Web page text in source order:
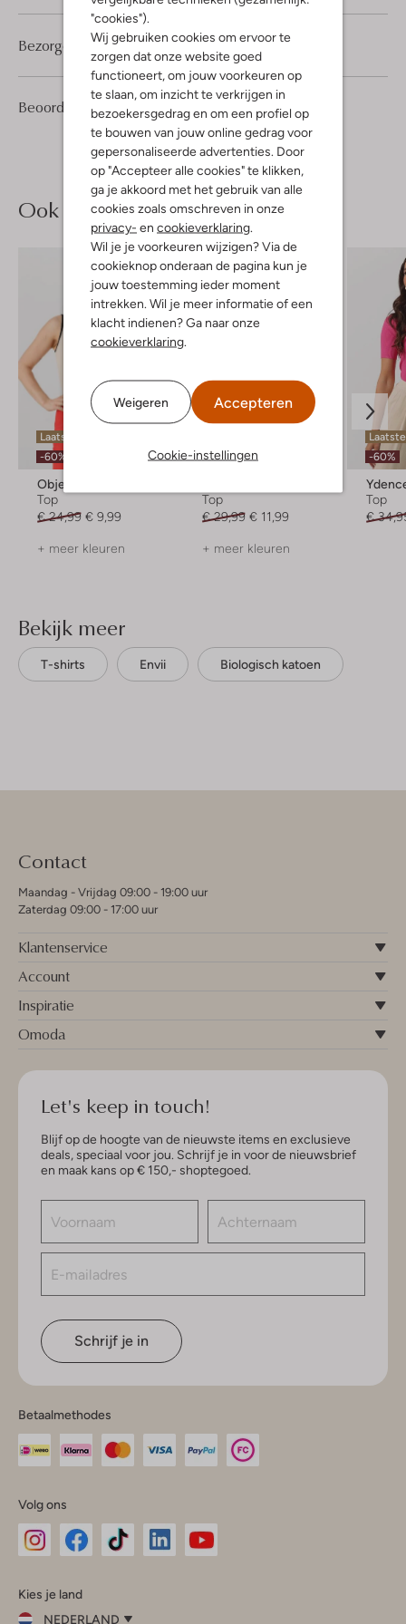
"cookies").
Wij gebruiken cookies om ervoor te
zorgen dat onze website goed
functioneert, om jouw voorkeuren op
te slaan, om inzicht te verkrijgen in
bezoekersgedrag en om een profiel op
te bouwen van jouw online gedrag voor
gepersonaliseerde advertenties. Door
op "Accepteer alle cookies" te klikken,
ga je akkoord met het gebruik van alle
cookies zoals omschreven in onze
privacy- en cookieverklaring.
Wil je je voorkeuren wijzigen? Via de
cookieknop onderaan de pagina kun je
jouw toestemming ieder moment
intrekken. Wil je meer informatie of een
klacht indienen? Ga naar onze
cookieverklaring.
Weigeren Accepteren
Cookie-instellingen
Beoordelingen (1) 1/5
1
1
Ster
Bezorgen & retourneren
Ook iets voor jou?
Laatste items
-60%
Object
Top
€ 24,99 € 9,99
+ meer kleuren
-60%
Top
€ 29,99 € 11,99
+ meer kleuren
-60%
Top
€
Bekijk meer
T-shirts Envii Biologisch katoen
Contact
Maandag - Vrijdag 09:00 - 19:00 uur
Zaterdag 09:00 - 17:00 uur
Klantenservice
Account
Inspiratie
Omoda
Let's keep in touch!
Blijf op de hoogte van de nieuwste items en exclusieve
deals, speciaal voor jou. Schrijf je in voor de nieuwsbrief
en maak kans op € 150,- shoptegoed.
Schrijf je in
Betaalmethodes
Volg ons
InstagramFacebook
Kies je land
NEDERLAND